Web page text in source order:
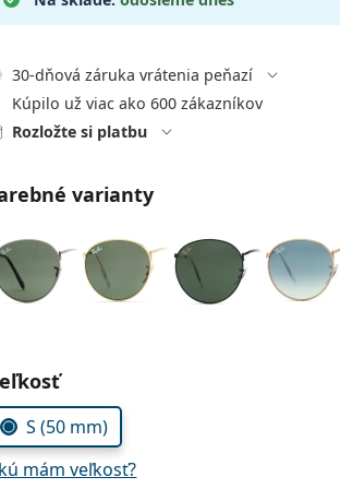
30-dňová záruka vrátenia peňazí
Kúpilo už viac ako 600 zákazníkov
Rozložte si platbu
varianty
parametre
S (50 mm)
mám veľkosť?